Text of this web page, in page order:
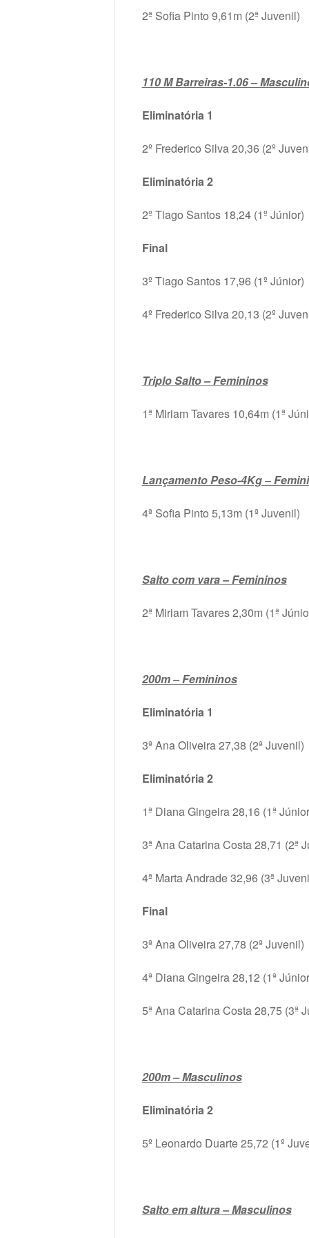
2ª Sofia Pinto 9,61m (2ª Juvenil)
110 M Barreiras-1.06 –
Eliminatória 1
2º Frederico Silva 20,36 (2º
Eliminatória 2
2º Tiago Santos 18,24 (1º Júnior)
Final
3º Tiago Santos 17,96 (1º Júnior)
4º Frederico Silva 20,13 (2º
Triplo Salto – Femininos
1ª Miriam Tavares 10,64m (1ª
Lançamento Peso-4Kg –
4ª Sofia Pinto 5,13m (1ª Juvenil)
Salto com vara – Femininos
2ª Miriam Tavares 2,30m (1ª
200m – Femininos
Eliminatória 1
3ª Ana Oliveira 27,38 (2ª Juvenil)
Eliminatória 2
1ª Diana Gingeira 28,16 (1ª
3ª Ana Catarina Costa 28,71 (2ª
4ª Marta Andrade 32,96 (3ª
Final
3ª Ana Oliveira 27,78 (2ª Juvenil)
4ª Diana Gingeira 28,12 (1ª
5ª Ana Catarina Costa 28,75 (3ª
200m – Masculinos
Eliminatória 2
5º Leonardo Duarte 25,72 (1º
Salto em altura – Masculinos